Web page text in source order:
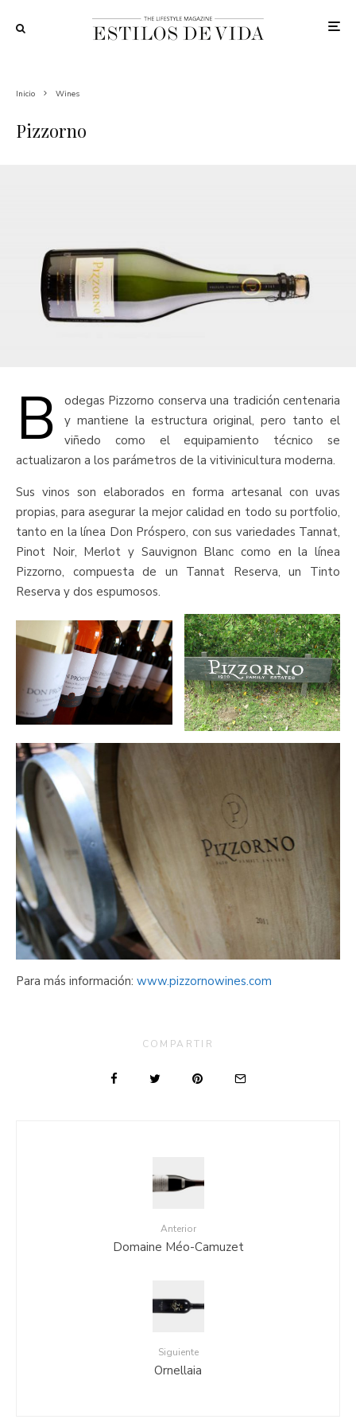
Inicio Wines
Pizzorno
B
odegas Pizzorno conserva una tradición centenaria
y mantiene la estructura original, pero tanto el
viñedo como el equipamiento técnico se
actualizaron a los parámetros de la vitivinicultura moderna.
Sus vinos son elaborados en forma artesanal con uvas
propias, para asegurar la mejor calidad en todo su portfolio,
tanto en la línea Don Próspero, con sus variedades Tannat,
Pinot Noir, Merlot y Sauvignon Blanc como en la línea
Pizzorno, compuesta de un Tannat Reserva, un Tinto
Reserva y dos espumosos.
Para más información: www.pizzornowines.com
COMPARTIR
Anterior
Domaine Méo-Camuzet
Siguiente
Ornellaia